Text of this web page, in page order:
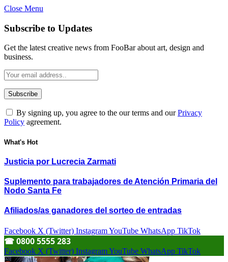
Close Menu
Subscribe to Updates
Get the latest creative news from FooBar about art, design and
business.
By signing up, you agree to the our terms and ourPrivacy
Policy agreement.
What's Hot
Justicia por Lucrecia Zarmati
Suplemento para trabajadores de Atención Primaria del
Nodo Santa Fe
Afiliados/as ganadores del sorteo de entradas
Facebook X (Twitter) InstagramYouTube WhatsApp TikTok
☎︎ 0800 5555 283
Facebook X (Twitter) InstagramYouTube WhatsApp TikTok